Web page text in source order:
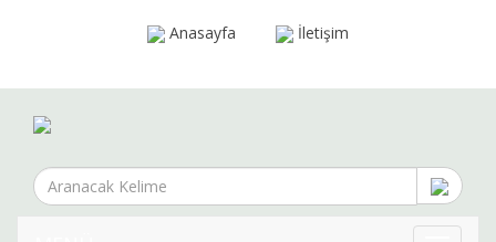
Anasayfa İletişim